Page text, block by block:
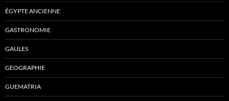
ÉGYPTE ANCIENNE
GASTRONOMIE
GAULES
GEOGRAPHIE
GUEMATRIA